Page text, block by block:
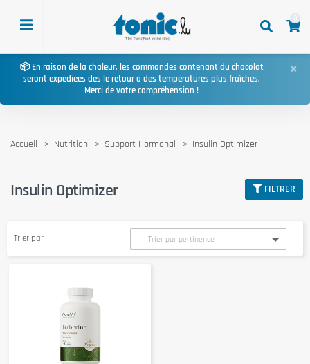
📦 En raison de la chaleur, les commandes contenant du chocolat
seront expédiées dès le retour à des températures plus fraîches.
Merci de votre compréhension !
×
Accueil Nutrition Support Hormonal Insulin Optimizer
Insulin Optimizer FILTRER
Trier par